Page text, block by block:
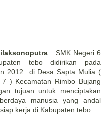
....SMK Negeri 6
tebo didirikan pada
2012 di Desa Sapta Mulia (
7 ) Kecamatan Rimbo Bujang
tujuan untuk menciptakan
manusia yang andal
kerja di Kabupaten tebo.